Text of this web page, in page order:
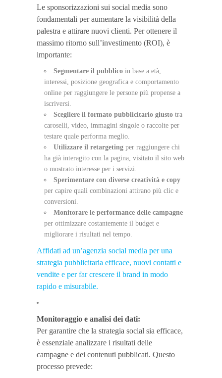
Le sponsorizzazioni sui social media sono
fondamentali per aumentare la visibilità della
palestra e attirare nuovi clienti. Per ottenere il
massimo ritorno sull’investimento (ROI), è
importante:
Segmentare il pubblico in base a età,
interessi, posizione geografica e comportamento
online per raggiungere le persone più propense a
iscriversi.
Scegliere il formato pubblicitario giusto tra
caroselli, video, immagini singole o raccolte per
testare quale performa meglio.
Utilizzare il retargeting per raggiungere chi
ha già interagito con la pagina, visitato il sito web
o mostrato interesse per i servizi.
Sperimentare con diverse creatività e copy
per capire quali combinazioni attirano più clic e
conversioni.
Monitorare le performance delle campagne
per ottimizzare costantemente il budget e
migliorare i risultati nel tempo.
Affidati ad un’agenzia social media per una
strategia pubblicitaria efficace, nuovi contatti e
vendite e per far crescere il brand in modo
rapido e misurabile.
Monitoraggio e analisi dei dati:
Per garantire che la strategia social sia efficace,
è essenziale analizzare i risultati delle
campagne e dei contenuti pubblicati. Questo
processo prevede: